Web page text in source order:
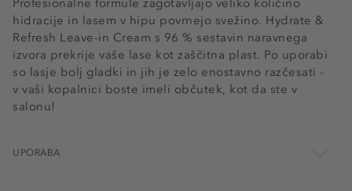
Profesionalne formule zagotavljajo veliko količino
hidracije in lasem v hipu povrnejo svežino. Hydrate &
Refresh Leave-in Cream s 96 % sestavin naravnega
izvora prekrije vaše lase kot zaščitna plast. Po uporabi
so lasje bolj gladki in jih je zelo enostavno razčesati -
v vaši kopalnici boste imeli občutek, kot da ste v
salonu!
UPORABA